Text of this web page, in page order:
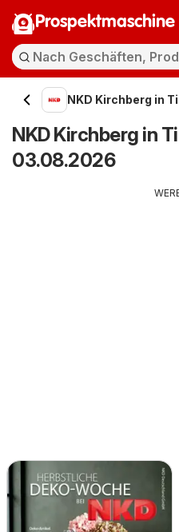
Prospektmaschine
NKD Kirchberg in
NKD Kirchberg in
03.08.2026